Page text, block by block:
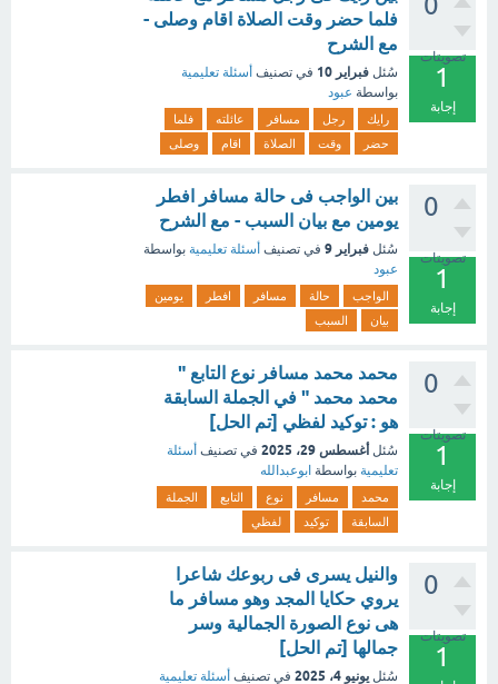
تصويتات
1
إجابة
فلما حضر وقت الصلاة اقام وصلى -
مع الشرح
سُئل فبراير 10 في تصنيف أسئلة تعليمية
بواسطة عبود
رايك رجل مسافر عائلته
فلما
حضر
وقت الصلاة اقام وصلى
0
تصويتات
1
إجابة
بين الواجب فى حالة مسافر افطر
يومين مع بيان السبب - مع الشرح
سُئل فبراير 9 في تصنيف أسئلة تعليمية بواسطة
عبود
الواجب حالة مسافر افطر
يومين
بيان
السبب
0
تصويتات
1
إجابة
محمد محمد مسافر نوع التابع "
محمد محمد " في الجملة السابقة
هو : توكيد لفظي [تم الحل]
سُئل أغسطس 29، 2025 في تصنيف أسئلة
تعليمية بواسطة ابوعبدالله
محمد مسافر نوع التابع
الجملة
السابقة
توكيد لفظي
0
تصويتات
1
والنيل يسرى فى ربوعك شاعرا
يروي حكايا المجد وهو مسافر ما
هى نوع الصورة الجمالية وسر
جمالها [تم الحل]
سُئل يونيو 4، 2025 في تصنيف أسئلة تعليمية